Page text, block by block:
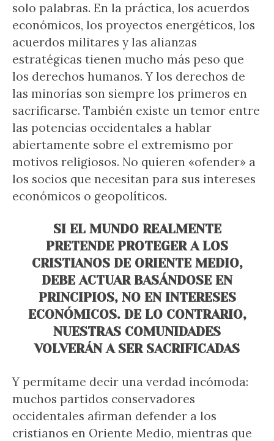
solo palabras. En la práctica, los acuerdos
económicos, los proyectos energéticos, los
acuerdos militares y las alianzas
estratégicas tienen mucho más peso que
los derechos humanos. Y los derechos de
las minorías son siempre los primeros en
sacrificarse. También existe un temor entre
las potencias occidentales a hablar
abiertamente sobre el extremismo por
motivos religiosos. No quieren «ofender» a
los socios que necesitan para sus intereses
económicos o geopolíticos.
SI EL MUNDO REALMENTE
PRETENDE PROTEGER A LOS
CRISTIANOS DE ORIENTE MEDIO,
DEBE ACTUAR BASÁNDOSE EN
PRINCIPIOS, NO EN INTERESES
ECONÓMICOS. DE LO CONTRARIO,
NUESTRAS COMUNIDADES
VOLVERÁN A SER SACRIFICADAS
Y permítame decir una verdad incómoda:
muchos partidos conservadores
occidentales afirman defender a los
cristianos en Oriente Medio, mientras que